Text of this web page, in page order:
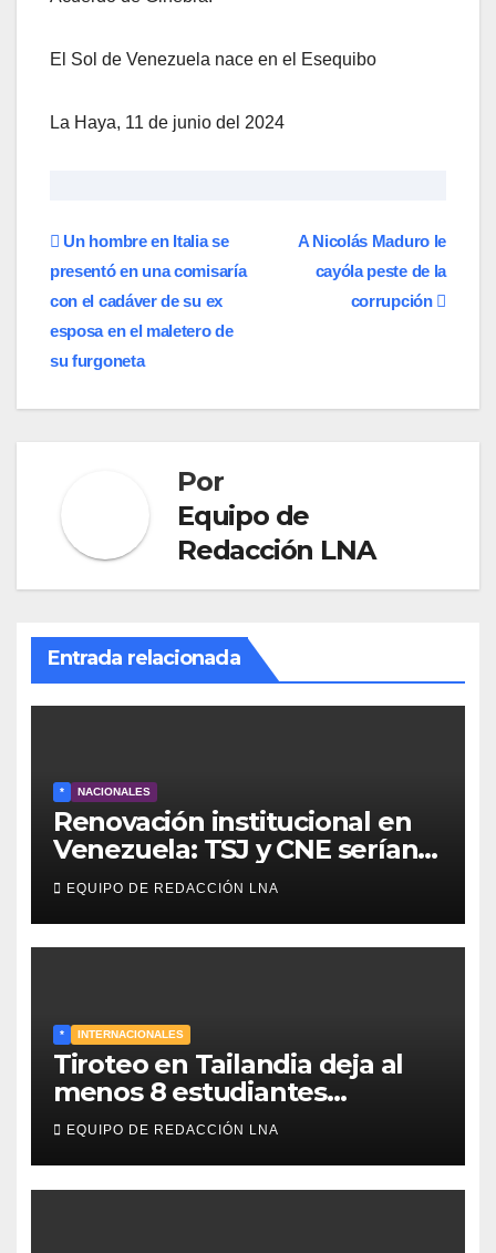
El Sol de Venezuela nace en el Esequibo
La Haya, 11 de junio del 2024
Navegación
de
entradas
A Nicolás Maduro le
cayóla peste de la
corrupción
Un hombre en Italia se
presentó en una comisaría
con el cadáver de su ex
esposa en el maletero de
su furgoneta
Por
Equipo de
Redacción LNA
Entrada relacionada
* NACIONALES
Renovación institucional en
Venezuela: TSJ y CNE serían
designados a finales de 2026
EQUIPO DE REDACCIÓN LNA
* INTERNACIONALES
Tiroteo en Tailandia deja al
menos 8 estudiantes
muertos y 30 heridos
EQUIPO DE REDACCIÓN LNA